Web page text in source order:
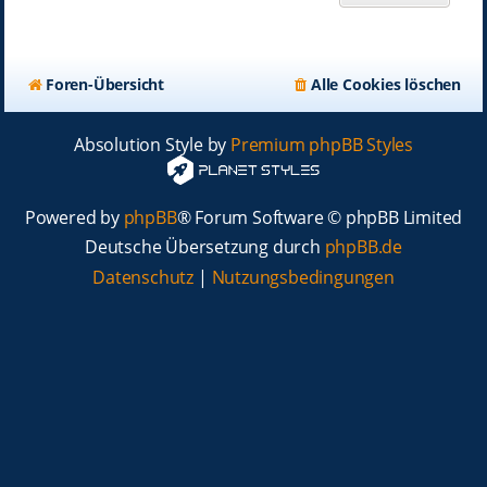
Foren-Übersicht Alle Cookies löschen
Absolution Style by Premium phpBB Styles
Powered by phpBB® Forum Software © phpBB Limited
Deutsche Übersetzung durch phpBB.de
Datenschutz | Nutzungsbedingungen